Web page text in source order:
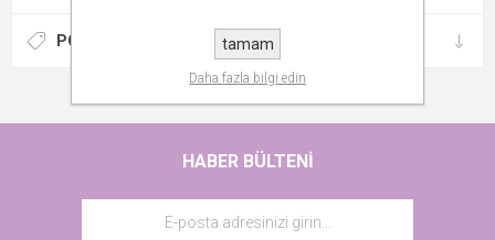
POPÜLER ETIKETLER
HABER BÜLTENI
tamam
Daha fazla bilgi edin